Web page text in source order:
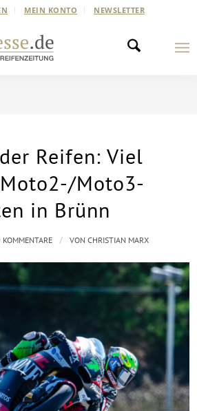
MEIN KONTO NEWSLETTER
Reifen: Viel
Moto3-
in Brünn
KOMMENTARE / VONCHRISTIAN MARX